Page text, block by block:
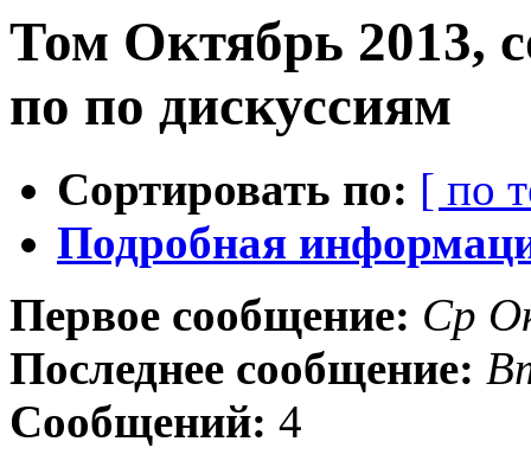
Том Октябрь 2013,
по по дискуссиям
Сортировать по: [ по
Подробная
Первое сообщение: Ср
Последнее сообщение:
Сообщений: 4